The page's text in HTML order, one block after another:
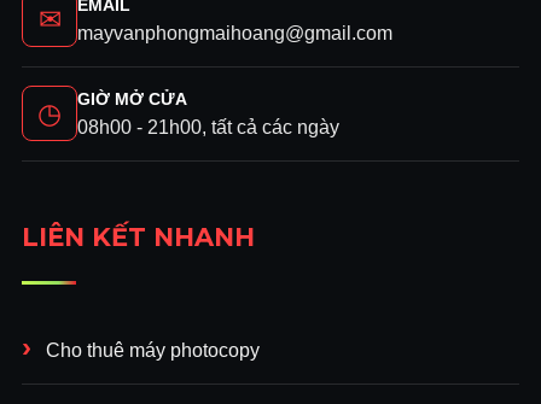
✉ EMAIL
mayvanphongmaihoang@gmail.com
◷ GIỜ MỞ CỬA
08h00 - 21h00, tất cả các ngày
LIÊN KẾT NHANH
Cho thuê máy photocopy